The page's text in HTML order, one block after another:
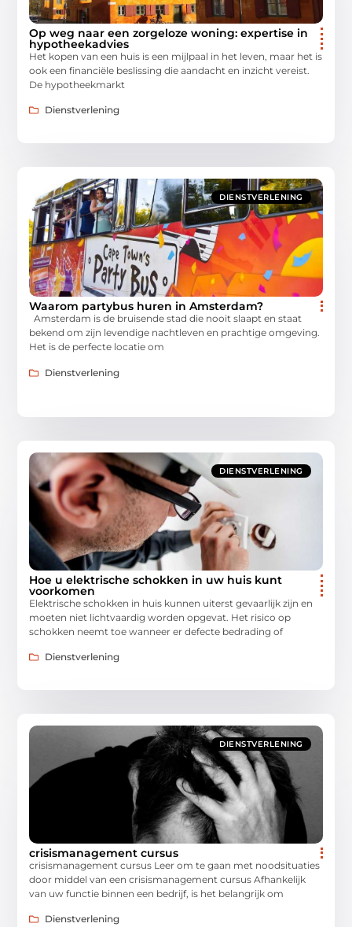
Op weg naar een zorgeloze woning: expertise in
hypotheekadvies
Het kopen van een huis is een mijlpaal in het leven, maar het is
ook een financiële beslissing die aandacht en inzicht vereist.
De hypotheekmarkt
Dienstverlening
DIENSTVERLENING
Waarom partybus huren in Amsterdam?
Amsterdam is de bruisende stad die nooit slaapt en staat
bekend om zijn levendige nachtleven en prachtige omgeving.
Het is de perfecte locatie om
Dienstverlening
DIENSTVERLENING
Hoe u elektrische schokken in uw huis kunt
voorkomen
Elektrische schokken in huis kunnen uiterst gevaarlijk zijn en
moeten niet lichtvaardig worden opgevat. Het risico op
schokken neemt toe wanneer er defecte bedrading of
Dienstverlening
DIENSTVERLENING
crisismanagement cursus
crisismanagement cursus Leer om te gaan met noodsituaties
door middel van een crisismanagement cursus Afhankelijk
van uw functie binnen een bedrijf, is het belangrijk om
Dienstverlening